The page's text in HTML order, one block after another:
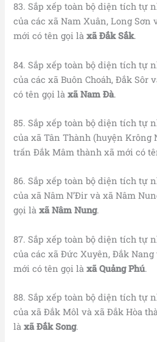
83. Sắp xếp toàn bộ diện tích tự
của các xã Nam Xuân, Long Sơn
mới có tên gọi làxã Đắk Sắk.
84. Sắp xếp toàn bộ diện tích tự
của các xã Buôn Choáh, Đắk Sôr
có tên gọi làxã Nam Đà.
85. Sắp xếp toàn bộ diện tích tự
của xã Tân Thành (huyện Krông
trấn Đắk Mâm thành xã mới có
86. Sắp xếp toàn bộ diện tích tự
của xã Nâm N’Đir và xã Nâm
gọi làxã Nâm Nung.
87. Sắp xếp toàn bộ diện tích tự
của các xã Đức Xuyên, Đắk Nang
mới có tên gọi làxãQuảng Phú.
88. Sắp xếp toàn bộ diện tích tự
của xã Đắk Môl và xã Đắk Hòa
làxã Đắk Song.